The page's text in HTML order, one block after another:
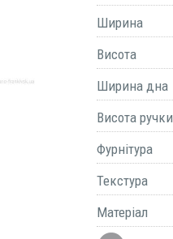
Ширина
Висота
Ширина дна
Висота ручки
Фурнітура
Текстура
Матеріал